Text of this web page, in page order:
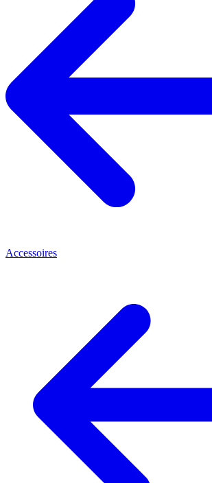
Accessoires